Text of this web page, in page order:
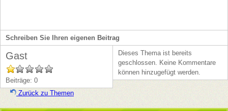
Schreiben Sie Ihren eigenen Beitrag
Gast
Beiträge: 0
Dieses Thema ist bereits
geschlossen. Keine Kommentare
können hinzugefügt werden.
Zurück zu Themen